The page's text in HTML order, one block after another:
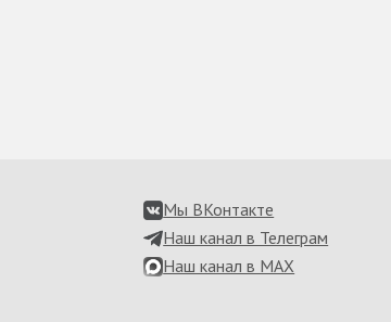
Мы ВКонтакте
Наш канал в Телеграм
Наш канал в MAX